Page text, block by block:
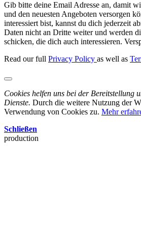
Gib bitte deine Email Adresse an, damit
und den neuesten Angeboten versorgen
interessiert bist, kannst du dich jederzeit
Daten nicht an Dritte weiter und werden
schicken, die dich auch interessieren.
Read our full Privacy Policy as well as
Cookies helfen uns bei der Bereitstellung
Dienste. Durch die weitere Nutzung der
Verwendung von Cookies zu. Mehr
Schließen
production